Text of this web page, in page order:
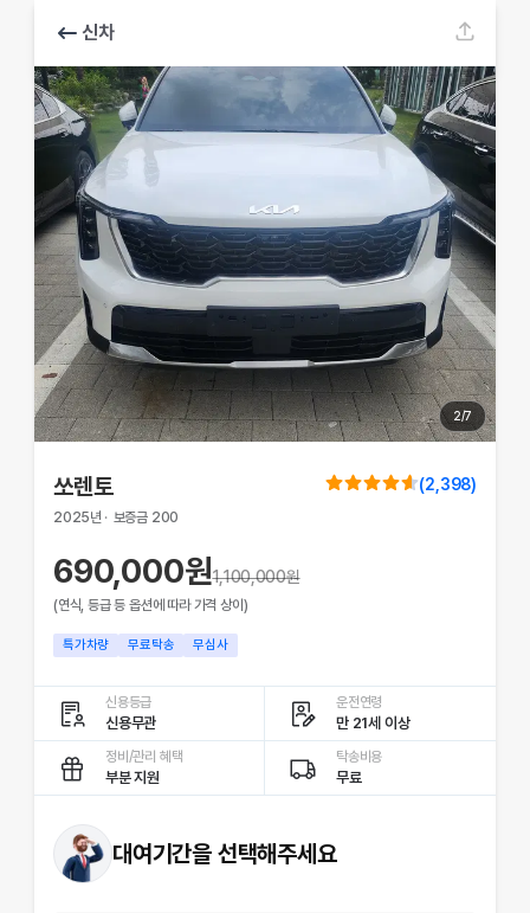
신차
2/7
쏘렌토 (2,398)
2025년 · 보증금 200
690,000원1,100,000원
(연식, 등급 등 옵션에 따라 가격 상이)
특가차량 무료탁송 무심사
신용등급
신용무관
운전연령
만 21세 이상
정비/관리 혜택
부분 지원
탁송비용
무료
대여기간을 선택해주세요